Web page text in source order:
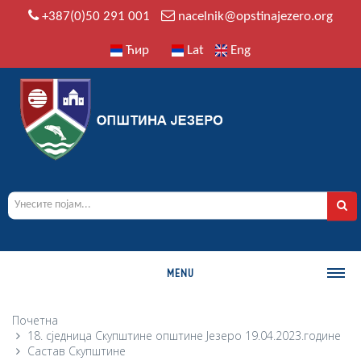
+387(0)50 291 001 nacelnik@opstinajezero.org
Ћир Lat Eng
MENU
Историја
Почетна
18. сједница Скупштине општине Језеро 19.04.2023.године
Састав Скупштине